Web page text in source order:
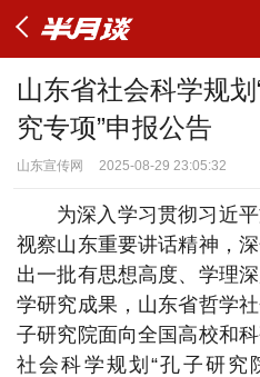
山东省社会科学规
究专项”申报公告
山东宣传网 2025-08-29 23:05:32
为深入学习贯彻习近
视察山东重要讲话精神，
出一批有思想高度、学理
学研究成果，山东省哲学
子研究院面向全国高校和
社会科学规划“孔子研究